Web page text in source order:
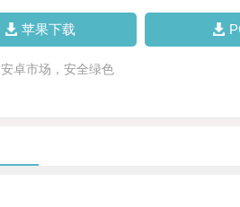
苹果下载
安卓市场，安全绿色